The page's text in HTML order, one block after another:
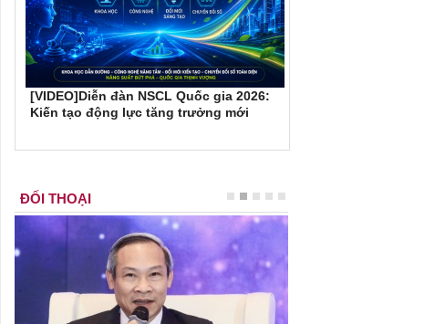
[VIDEO]Diễn đàn NSCL Quốc gia 2026:
Kiến tạo động lực tăng trưởng mới
ĐỐI THOẠI